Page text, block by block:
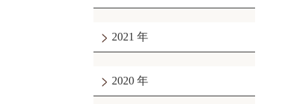
2021
2020